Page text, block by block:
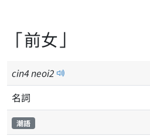
「前女」
cin4neoi2
名詞
潮語